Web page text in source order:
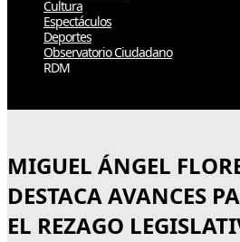
Cultura
Espectáculos
Deportes
Observatorio Ciudadano
RDM
MIGUEL ÁNGEL
DESTACA AVANCES
EL REZAGO